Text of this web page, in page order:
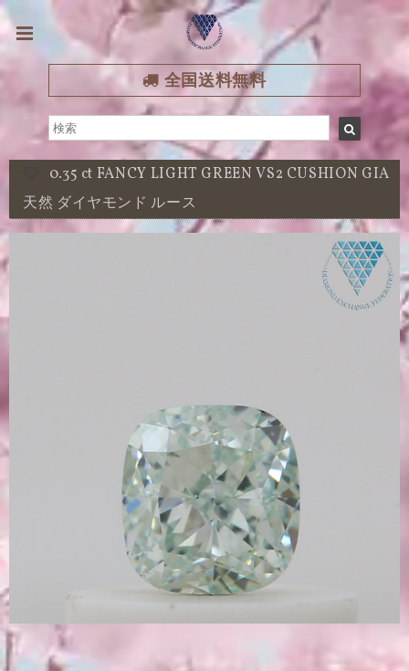
全国送料無料
0.35 ct FANCY LIGHT GREEN VS2 CUSHION GIA
天然 ダイヤモンド ルース